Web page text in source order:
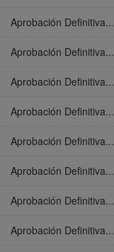
Aprobación Definitiva...
Aprobación Definitiva...
Aprobación Definitiva...
Aprobación Definitiva...
Aprobación Definitiva...
Aprobación Definitiva...
Aprobación Definitiva...
Aprobación Definitiva...